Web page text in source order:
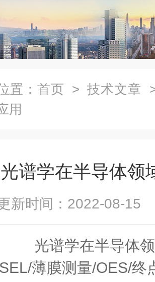
置： 首页 > 技术文章
用
光谱学在半导体领
新时间：2022-08-
光谱学在半导体
薄膜测量/OES/终